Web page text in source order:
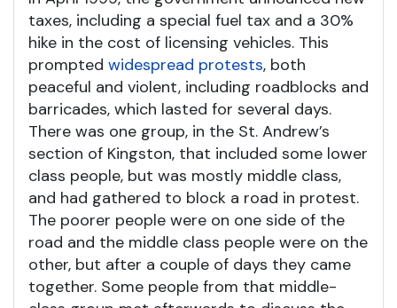
taxes, including a special fuel tax and a 30%
hike in the cost of licensing vehicles. This
prompted widespread protests, both
peaceful and violent, including roadblocks and
barricades, which lasted for several days.
There was one group, in the St. Andrew’s
section of Kingston, that included some lower
class people, but was mostly middle class,
and had gathered to block a road in protest.
The poorer people were on one side of the
road and the middle class people were on the
other, but after a couple of days they came
together. Some people from that middle-